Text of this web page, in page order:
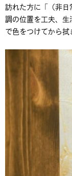
訪れた方に「（非
調の位置を工夫、
で色をつけてから拭